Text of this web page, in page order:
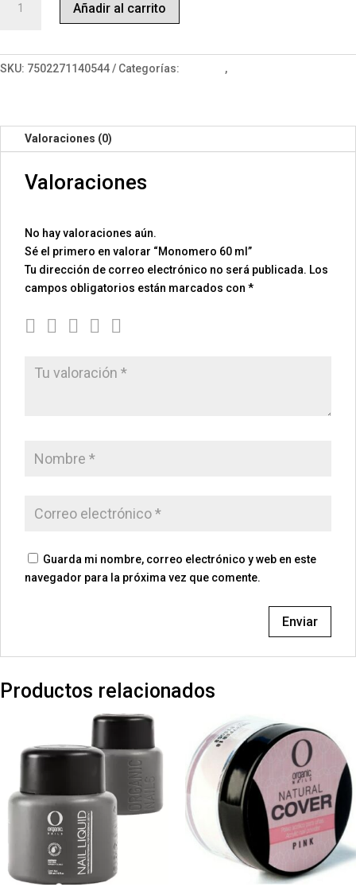
Añadir al carrito
SKU: 7502271140544 Categorías: ,
Valoraciones (0)
Valoraciones
No hay valoraciones aún.
Sé el primero en valorar “Monomero 60 ml”
Tu dirección de correo electrónico no será publicada. Los
campos obligatorios están marcados con *
Guarda mi nombre, correo electrónico y web en este
navegador para la próxima vez que comente.
Productos relacionados